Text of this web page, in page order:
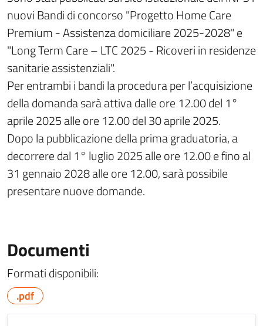
nuovi Bandi di concorso "Progetto Home Care
Premium - Assistenza domiciliare 2025-2028" e
"Long Term Care – LTC 2025 - Ricoveri in residenze
sanitarie assistenziali".
Per entrambi i bandi la procedura per l’acquisizione
della domanda sarà attiva dalle ore 12.00 del 1°
aprile 2025 alle ore 12.00 del 30 aprile 2025.
Dopo la pubblicazione della prima graduatoria, a
decorrere dal 1° luglio 2025 alle ore 12.00 e fino al
31 gennaio 2028 alle ore 12.00, sarà possibile
presentare nuove domande.
Documenti
Formati disponibili:
.pdf